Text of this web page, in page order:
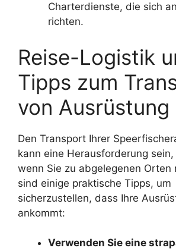
Charterdienste, die sich
richten.
Reise-Logistik
Tipps zum
von Ausrüstung
Den Transport Ihrer
kann eine Herausforderung
wenn Sie zu abgelegenen Orten
sind einige praktische Tipps, um
sicherzustellen, dass Ihre
ankommt:
Verwenden Sie eine